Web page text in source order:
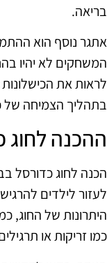
בריאה.
אתגר נוסף הוא
המשחקים לא יהיו
לראות את
בתהליך הצמיחה של
ההכנה לחוג
הכנה לחוג כדורסל
לעזור לילדים
היתרונות של החוג,
כמו זריקות או